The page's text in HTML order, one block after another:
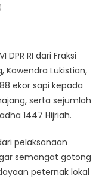
RI dari Fraksi
Kawendra Lukistian,
ekor sapi kepada
serta sejumlah
1447 Hijriah.
pelaksanaan
semangat gotong
peternak lokal